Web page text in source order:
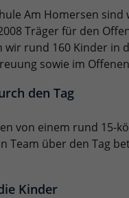
Am Homersen sind
Träger für den
wir rund 160 Kinder in
sowie im
den Tag
von einem rund 15-
Team über den Tag
Kinder